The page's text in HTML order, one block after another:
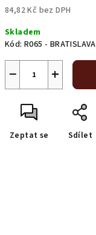
84,82 Kč bez DPH
cena:
Skladem
Kód: R065 - BRATISLAVA
+
−
Zeptat se Sdílet